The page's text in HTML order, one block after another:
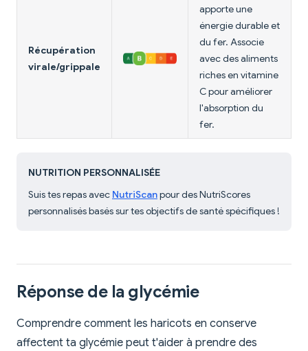
Récupération
virale/grippale
apporte une
énergie durable et
du fer. Associe
avec des aliments
riches en vitamine
C pour améliorer
l'absorption du
fer.
NUTRITION PERSONNALISÉE
Suis tes repas avec NutriScanpour des NutriScores
personnalisés basés sur tes objectifs de santé spécifiques !
Réponse de la glycémie
Comprendre comment les haricots en conserve
affectent ta glycémie peut t'aider à prendre des